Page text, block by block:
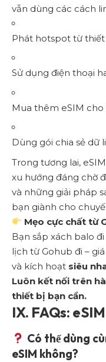
vẫn dùng các cách
Phát hotspot từ
Sử dụng điện thoại
Mua thêm eSIM
Dùng gói chia sẻ dữ
Trong tương lai,
xu hướng đáng chờ
và những giải pháp
bạn giành cho
Mẹo cực chất từ
Bạn sắp xách balo đi
lịch từ Gohub đi –
và kích hoạt siêu
Luôn kết nối trên
thiết bị bạn cần.
IX. FAQs:
Có thể dùng
eSIM không?